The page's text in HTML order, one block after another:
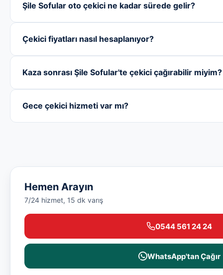
Şile Sofular oto çekici ne kadar sürede gelir?
Çekici fiyatları nasıl hesaplanıyor?
Kaza sonrası Şile Sofular'te çekici çağırabilir miyim?
Gece çekici hizmeti var mı?
Hemen Arayın
7/24 hizmet, 15 dk varış
0544 561 24 24
WhatsApp'tan Çağır